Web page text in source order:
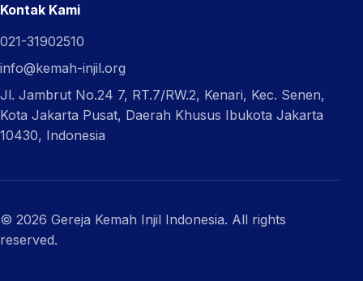
Kontak Kami
021-31902510
info@kemah-injil.org
Jl. Jambrut No.24 7, RT.7/RW.2, Kenari, Kec. Senen,
Kota Jakarta Pusat, Daerah Khusus Ibukota Jakarta
10430, Indonesia
© 2026 Gereja Kemah Injil Indonesia. All rights
reserved.